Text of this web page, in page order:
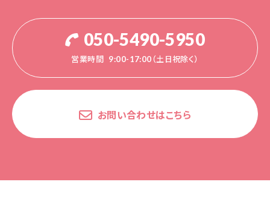
050-5490-5950
営業時間 9:00-17:00（土日祝除く）
お問い合わせはこちら